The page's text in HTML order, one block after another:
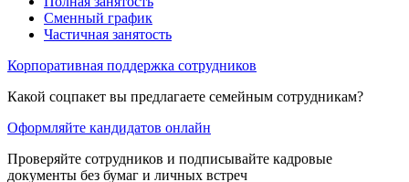
Сменный график
Частичная занятость
Корпоративная поддержка сотрудников
Какой соцпакет вы предлагаете семейным сотрудникам?
Оформляйте кандидатов онлайн
Проверяйте сотрудников и подписывайте кадровые
документы без бумаг и личных встреч